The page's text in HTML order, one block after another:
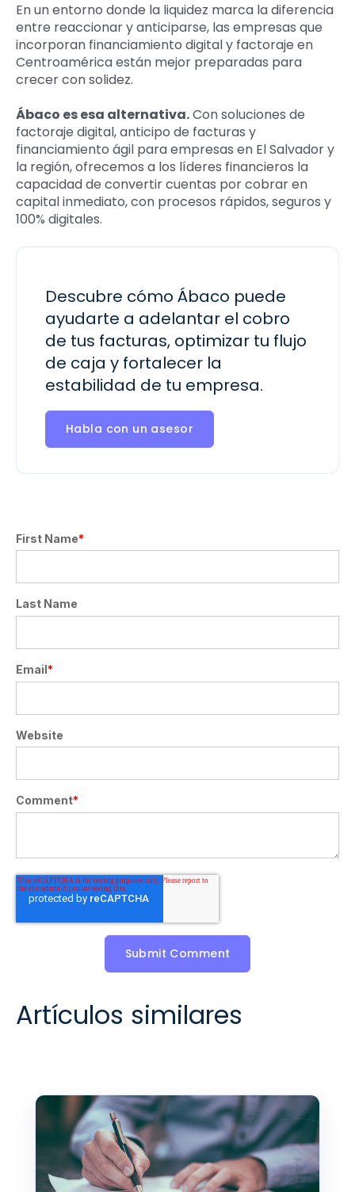
En un entorno donde la liquidez marca la diferencia
entre reaccionar y anticiparse, las empresas que
incorporan financiamiento digital y factoraje en
Centroamérica están mejor preparadas para
crecer con solidez.
Ábaco es esa alternativa.Con soluciones de
factoraje digital, anticipo de facturas y
financiamiento ágil para empresas en El Salvador y
la región, ofrecemos a los líderes financieros la
capacidad de convertir cuentas por cobrar en
capital inmediato, con procesos rápidos, seguros y
100% digitales.
Descubre cómo Ábaco puede
ayudarte a adelantar el cobro
de tus facturas, optimizar tu flujo
de caja y fortalecer la
estabilidad de tu empresa.
Habla con un asesor
First Name*
Last Name
Email*
Website
Comment*
Artículos similares